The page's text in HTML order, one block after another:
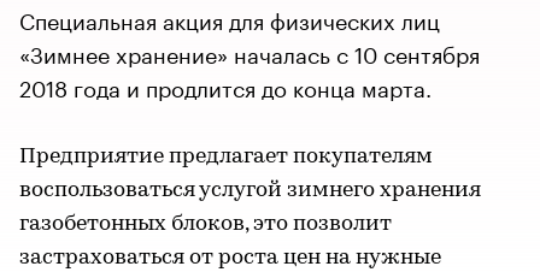
Специальная акция для физических лиц
«Зимнее хранение» началась с 10 сентября
2018 года и продлится до конца марта.
Предприятие предлагает покупателям
воспользоваться услугой зимнего хранения
газобетонных блоков, это позволит
застраховаться от роста цен на нужные